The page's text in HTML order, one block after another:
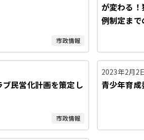
市政情報
が変わる
例制定まで
民営化計画を策定し
市政情報
2023年2月2
青少年育成